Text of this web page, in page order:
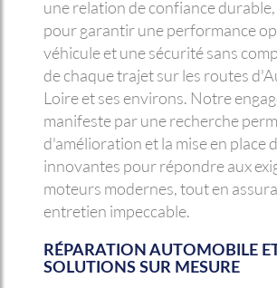
une relation de confiance
pour garantir une performance
véhicule et une sécurité sans
de chaque trajet sur les routes
Loire et ses environs. Notre
manifeste par une recherche
d'amélioration et la mise en place
innovantes pour répondre aux
moteurs modernes, tout en
entretien impeccable.
RÉPARATION AUTOMOBILE
SOLUTIONS SUR MESURE